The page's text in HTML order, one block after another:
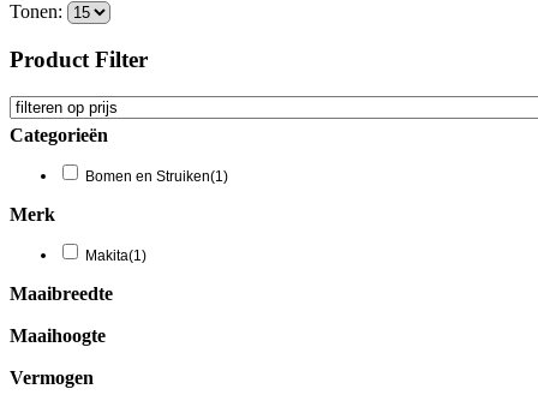
Tonen:
Product Filter
Categorieën
Bomen en Struiken(1)
Merk
Makita(1)
Maaibreedte
Maaihoogte
Vermogen